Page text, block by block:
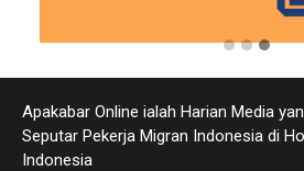
Apakabar Online ialah Harian Media
Seputar Pekerja Migran Indonesia di
Indonesia